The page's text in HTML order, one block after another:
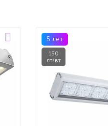
5 лет
150
лт/вт